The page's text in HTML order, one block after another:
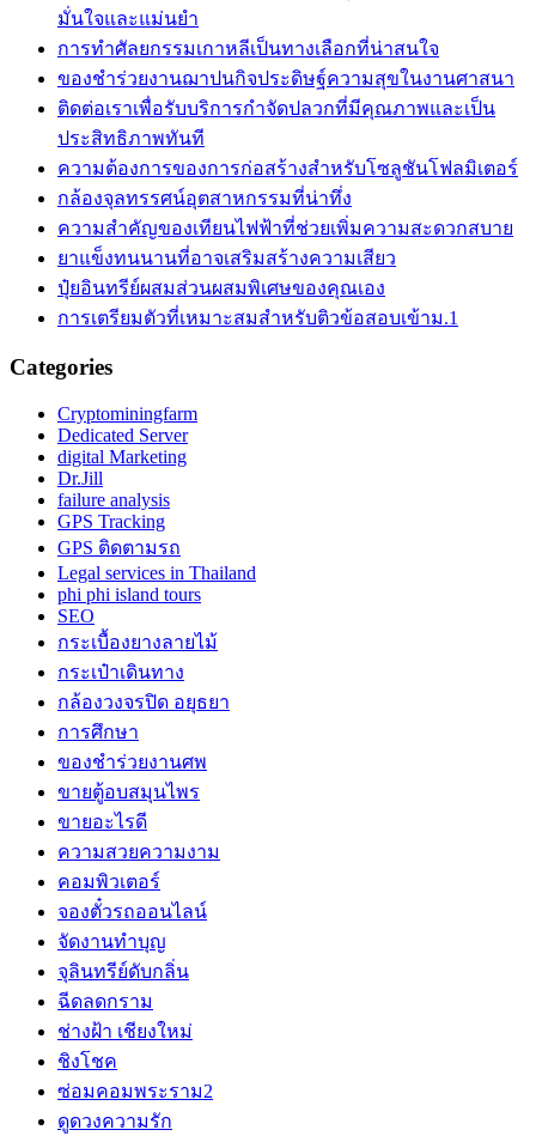
มั่นใจและแม่นยำ
การทำศัลยกรรมเกาหลีเป็นทางเลือกที่น่าสนใจ
ของชำร่วยงานฌาปนกิจประดิษฐ์ความสุขในงานศาสนา
ติดต่อเราเพื่อรับบริการกำจัดปลวกที่มีคุณภาพและเป็น
ประสิทธิภาพทันที
ความต้องการของการก่อสร้างสำหรับโซลูชันโฟลมิเตอร์
กล้องจุลทรรศน์อุตสาหกรรมที่น่าทึ่ง
ความสำคัญของเทียนไฟฟ้าที่ช่วยเพิ่มความสะดวกสบาย
ยาแข็งทนนานที่อาจเสริมสร้างความเสียว
ปุ๋ยอินทรีย์ผสมส่วนผสมพิเศษของคุณเอง
การเตรียมตัวที่เหมาะสมสำหรับติวข้อสอบเข้าม.1
Categories
Cryptominingfarm
Dedicated Server
digital Marketing
Dr.Jill
failure analysis
GPS Tracking
GPS ติดตามรถ
Legal services in Thailand
phi phi island tours
SEO
กระเบื้องยางลายไม้
กระเป๋าเดินทาง
กล้องวงจรปิด อยุธยา
การศึกษา
ของชำร่วยงานศพ
ขายตู้อบสมุนไพร
ขายอะไรดี
ความสวยความงาม
คอมพิวเตอร์
จองตั๋วรถออนไลน์
จัดงานทำบุญ
จุลินทรีย์ดับกลิ่น
ฉีดลดกราม
ช่างฝ้า เชียงใหม่
ชิงโชค
ซ่อมคอมพระราม2
ดูดวงความรัก